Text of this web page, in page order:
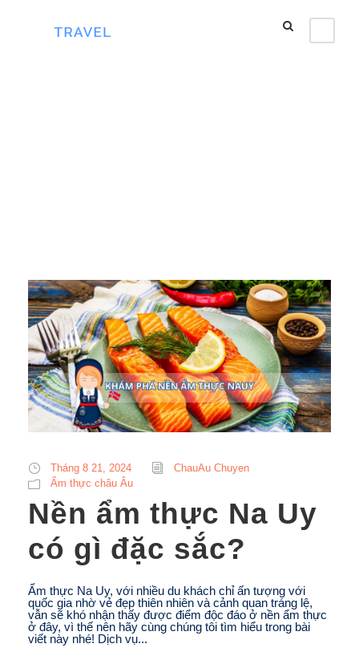
Tháng 8 21, 2024
ChauAu Chuyen
Ẩm thực châu Âu
Nền ẩm thực Na Uy
có gì đặc sắc?
Ẩm thực Na Uy, với nhiều du khách chỉ ấn tượng với
quốc gia nhờ vẻ đẹp thiên nhiên và cảnh quan tráng lệ,
vẫn sẽ khó nhận thấy được điểm độc đáo ở nền ẩm thực
ở đây, vì thế nên hãy cùng chúng tôi tìm hiểu trong bài
viết này nhé! Dịch vụ...